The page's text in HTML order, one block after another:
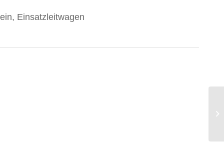
Einsatzleitwagen